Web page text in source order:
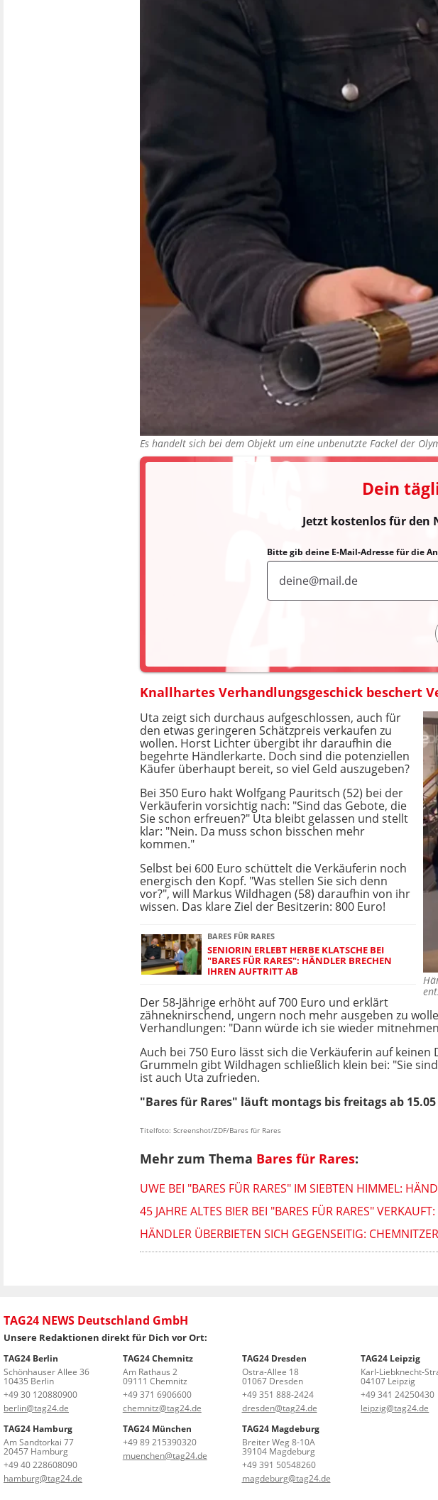
Es handelt sich bei dem Objekt um eine unbenutzte Fackel der
Dein
Jetzt kostenlos für den
Bitte gib deine E-Mail-Adresse für die
Knallhartes Verhandlungsgeschick beschert
Uta zeigt sich durchaus aufgeschlossen, auch für
den etwas geringeren Schätzpreis verkaufen zu
wollen. Horst Lichter übergibt ihr daraufhin die
begehrte Händlerkarte. Doch sind die potenziellen
Käufer überhaupt bereit, so viel Geld auszugeben?
Bei 350 Euro hakt Wolfgang Pauritsch (52) bei der
Verkäuferin vorsichtig nach: "Sind das Gebote, die
Sie schon erfreuen?" Uta bleibt gelassen und stellt
klar: "Nein. Da muss schon bisschen mehr
kommen."
Selbst bei 600 Euro schüttelt die Verkäuferin noch
energisch den Kopf. "Was stellen Sie sich denn
vor?", will Markus Wildhagen (58) daraufhin von ihr
wissen. Das klare Ziel der Besitzerin: 800 Euro!
BARES FÜR RARES
SENIORIN ERLEBT HERBE KLATSCHE BEI
"BARES FÜR RARES": HÄNDLER BRECHEN
IHREN AUFTRITT AB
Der 58-Jährige erhöht auf 700 Euro und erklärt
zähneknirschend, ungern noch mehr ausgeben zu
Verhandlungen: "Dann würde ich sie wieder
Auch bei 750 Euro lässt sich die Verkäuferin auf
Grummeln gibt Wildhagen schließlich klein bei: "Sie
ist auch Uta zufrieden.
"Bares für Rares" läuft montags bis freitags ab
Titelfoto: Screenshot/ZDF/Bares für Rares
Mehr zum Thema Bares für Rares:
UWE BEI "BARES FÜR RARES" IM SIEBTEN HIMMEL:
45 JAHRE ALTES BIER BEI "BARES FÜR RARES"
HÄNDLER ÜBERBIETEN SICH GEGENSEITIG:
TAG24 NEWS Deutschland GmbH
Unsere Redaktionen direkt für Dich vor Ort:
TAG24 Berlin
Schönhauser Allee 36
10435 Berlin
+49 30 120880900
berlin@tag24.de
TAG24 Chemnitz
Am Rathaus 2
09111 Chemnitz
+49 371 6906600
chemnitz@tag24.de
TAG24 Dresden
Ostra-Allee 18
01067 Dresden
+49 351 888-2424
dresden@tag24.de
TAG24 Leipzig
Karl-Liebknecht-
04107 Leipzig
+49 341 24250430
leipzig@tag24.de
TAG24 Hamburg
Am Sandtorkai 77
20457 Hamburg
+49 40 228608090
hamburg@tag24.de
TAG24 München
+49 89 215390320
muenchen@tag24.de
TAG24 Magdeburg
Breiter Weg 8-10A
39104 Magdeburg
+49 391 50548260
magdeburg@tag24.de